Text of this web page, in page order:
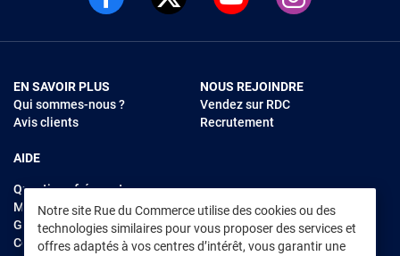
EN SAVOIR PLUS
Qui sommes-nous ?
Avis clients
AIDE
Questions fréquentes
Modes de règlements
Garantie et retours
Contacter Rue du Commerce
NOUS REJOINDRE
Vendez sur RDC
Recrutement
Notre site Rue du Commerce utilise des cookies ou des
technologies similaires pour vous proposer des services et
offres adaptés à vos centres d’intérêt, vous garantir une